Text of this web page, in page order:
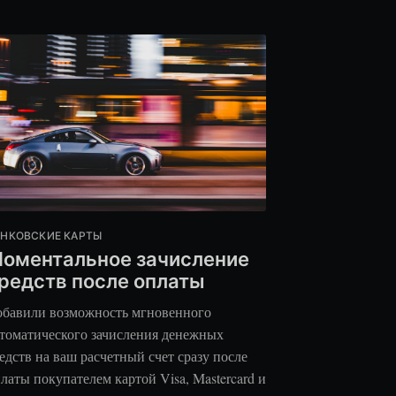
КАРТЫ
зачисление
после оплаты
возможность мгновенного
зачисления денежных
на ваш расчетный счет сразу после
покупателем картой Visa, Mastercard и